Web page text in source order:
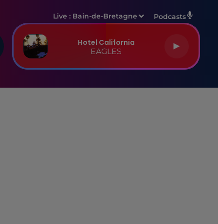
Live : Bain-de-Bretagne Podcasts
Hotel California
EAGLES